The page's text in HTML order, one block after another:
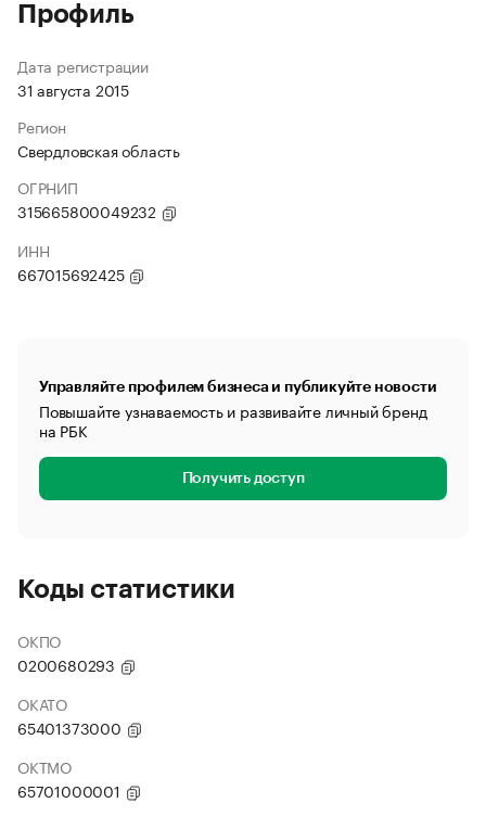
Профиль
Дата регистрации
31 августа 2015
Регион
Свердловская область
ОГРНИП
315665800049232
ИНН
667015692425
Управляйте профилем бизнеса и публикуйте новости
Повышайте узнаваемость и развивайте личный бренд
на РБК
Получить доступ
Коды статистики
ОКПО
0200680293
ОКАТО
65401373000
ОКТМО
65701000001